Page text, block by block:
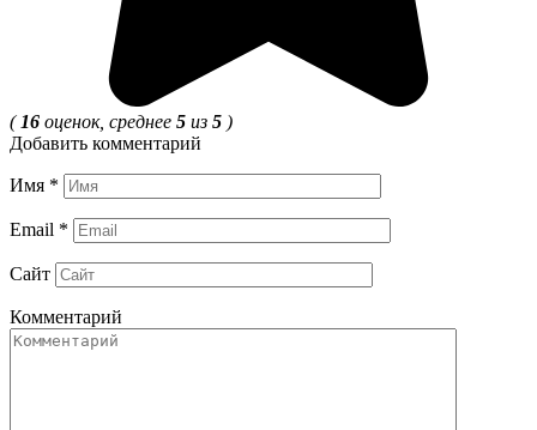
( 16 оценок, среднее 5 из 5 )
Добавить комментарий
Имя *
Email *
Сайт
Комментарий